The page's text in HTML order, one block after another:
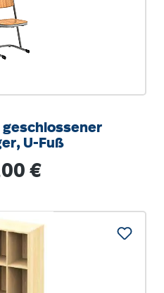
U-Fuß
Preis:
€